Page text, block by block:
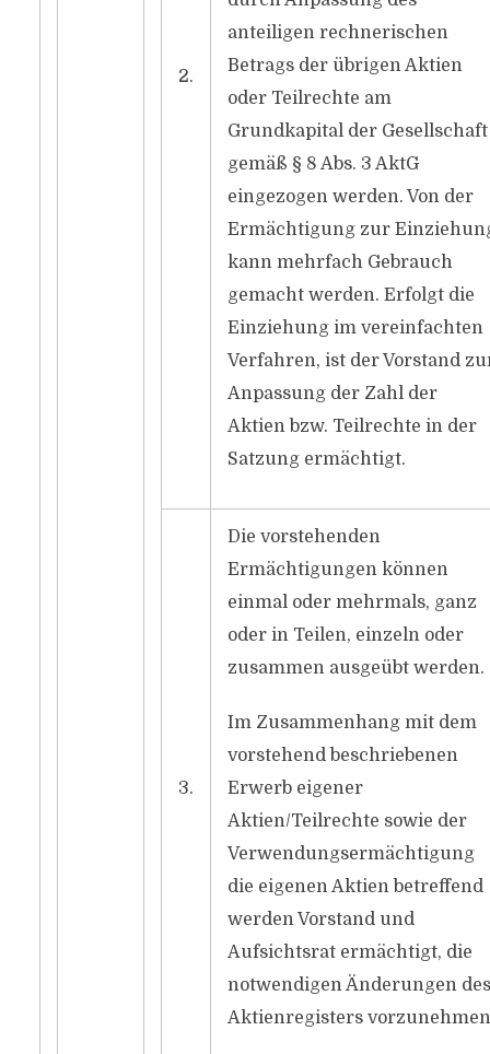
2.
anteiligen rechnerischen
Betrags der übrigen Aktien
oder Teilrechte am
Grundkapital der Gesellschaft
gemäß § 8 Abs. 3 AktG
eingezogen werden. Von der
Ermächtigung zur
kann mehrfach Gebrauch
gemacht werden. Erfolgt die
Einziehung im vereinfachten
Verfahren, ist der Vorstand
Anpassung der Zahl der
Aktien bzw. Teilrechte in der
Satzung ermächtigt.
3.
Die vorstehenden
Ermächtigungen können
einmal oder mehrmals, ganz
oder in Teilen, einzeln oder
zusammen ausgeübt werden.
Im Zusammenhang mit dem
vorstehend beschriebenen
Erwerb eigener
Aktien/Teilrechte sowie der
Verwendungsermächtigung
die eigenen Aktien betreffend
werden Vorstand und
Aufsichtsrat ermächtigt, die
notwendigen Änderungen des
Aktienregisters